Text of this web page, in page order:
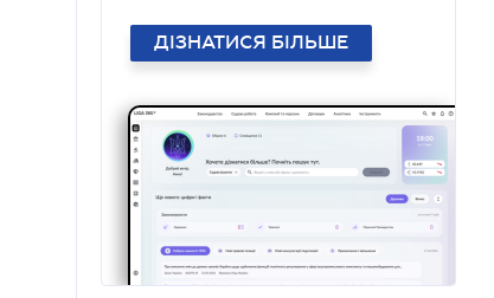
ДІЗНАТИСЯ БІЛЬШЕ